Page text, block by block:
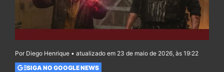
Por Diego Henrique • atualizado em 23 de maio de 2026, às 19:22
SIGA NO GOOGLE NEWS